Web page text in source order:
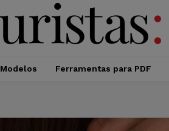
Modelos Ferramentas para PDF